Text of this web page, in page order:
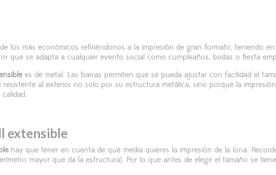
los más económicos refiriéndonos a la impresión de gran formato, teniendo
que se adapta a cualquier evento social como cumpleaños, bodas o fiesta
es de metal. Las barras permiten que se pueda ajustar con facilidad el
resistente al exterior no solo por su estructura metálica, sino porque la
extensible
hay que tener en cuenta de qué media quieres la impresión de la lona.
mayor que da la estructura). Por lo que antes de elegir el tamaño se